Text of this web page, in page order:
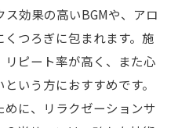
ス効果の高いBGMや、アロ
つろぎに包まれます。施
ピート率が高く、また心
いう方におすすめです。
に、リラクゼーションサ